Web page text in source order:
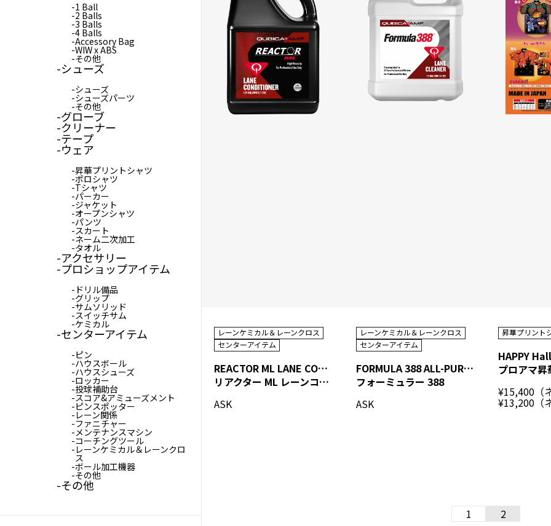
1 Ball
2 Balls
3 Balls
4 Balls
Accessory Bag
WIW x ABS
その他
シューズ
シューズ
シューズパーツ
その他
グローブ
クリーナー
テープ
ウェア
昇華プリントシャツ
ポロシャツ
Tシャツ
パーカー
ジャケット
オープンシャツ
パンツ
スカート
ネーム二次加工
タオル
アクセサリー
プロショップアイテム
ドリル備品
グリップ
サムソリッド
スイッチサム
ケミカル
センターアイテム
ピン
ハウスボール
ハウスシューズ
ロッカー
投球補助台
スコア&アミューズメント
ピンスポッター
レーン関係
ファニチャー
メンテナンスマシン
コーチングツール
レーンケミカル＆レーンクロ
ス
ボール加工機器
その他
その他
レーンケミカル＆レーンクロス
センターアイテム
REACTOR ML LANE CONDITIONER (5 GALLONS) INTERNATIONAL
リアクター ML レーンコンディショナー
ASK
レーンケミカル＆レーンクロス
センターアイテム
FORMULA 388 ALL-PURPOSE CLEANER (2 X 2.5 GALLONS) INTERNATIONAL
フォーミュラー 388
ASK
昇華プリント
¥15,400（
¥13,200（
1 2